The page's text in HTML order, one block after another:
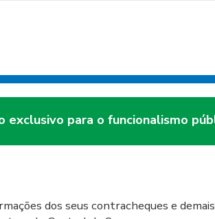
exclusivo para o funcionalismo
dos seus contracheques e